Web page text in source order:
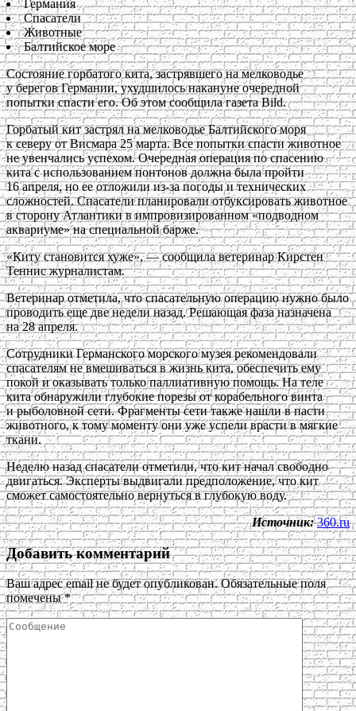
Германия
Спасатели
Животные
Балтийское море
Состояние горбатого кита, застрявшего на мелководье
у берегов Германии, ухудшилось накануне очередной
попытки спасти его. Об этом сообщила газета Bild.
Горбатый кит застрял на мелководье Балтийского моря
к северу от Висмара 25 марта. Все попытки спасти животное
не увенчались успехом. Очередная операция по спасению
кита с использованием понтонов должна была пройти
16 апреля, но ее отложили из-за погоды и технических
сложностей. Спасатели планировали отбуксировать животное
в сторону Атлантики в импровизированном «подводном
аквариуме» на специальной барже.
«Киту становится хуже», — сообщила ветеринар Кирстен
Теннис журналистам.
Ветеринар отметила, что спасательную операцию нужно было
проводить еще две недели назад. Решающая фаза назначена
на 28 апреля.
Сотрудники Германского морского музея рекомендовали
спасателям не вмешиваться в жизнь кита, обеспечить ему
покой и оказывать только паллиативную помощь. На теле
кита обнаружили глубокие порезы от корабельного винта
и рыболовной сети. Фрагменты сети также нашли в пасти
животного, к тому моменту они уже успели врасти в мягкие
ткани.
Неделю назад спасатели отметили, что кит начал свободно
двигаться. Эксперты выдвигали предположение, что кит
сможет самостоятельно вернуться в глубокую воду.
Источник: 360.ru
Добавить комментарий
Ваш адрес email не будет опубликован. Обязательные поля
помечены*